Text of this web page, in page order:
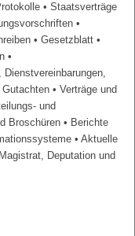
• Staatsverträge
•
• Gesetzblatt •
•
Gutachten • Verträge und
und
Broschüren • Berichte
• Aktuelle
Deputation und